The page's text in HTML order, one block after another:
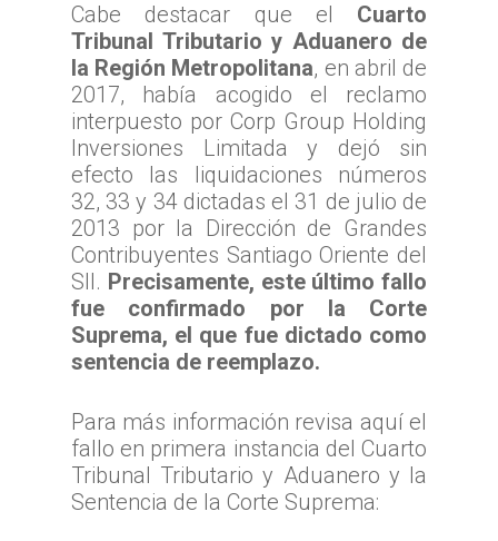
Cabe destacar que el Cuarto
Tribunal Tributario y Aduanero de
la Región Metropolitana, en abril de
2017, había acogido el reclamo
interpuesto por Corp Group Holding
Inversiones Limitada y dejó sin
efecto las liquidaciones números
32, 33 y 34 dictadas el 31 de julio de
2013 por la Dirección de Grandes
Contribuyentes Santiago Oriente del
SII. Precisamente, este último fallo
fue confirmado por la Corte
Suprema, el que fue dictado como
sentencia de reemplazo.
Para más información revisa aquí el
fallo en primera instancia del Cuarto
Tribunal Tributario y Aduanero y la
Sentencia de la Corte Suprema:
Inicio
TTA
Qué es TTA
TTA Transparente
Solicitud de acceso a la
información
Qué y cómo
Procedimientos y
Reclamación
Cómo presentar un
Actividad TTA
Normativa
Jurisprudencia
Tribunales por
Zona Norte
Noticias